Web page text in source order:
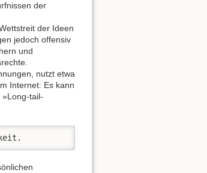
der
der Ideen
jedoch offensiv
und
nutzt etwa
Internet: Es kann
tail-